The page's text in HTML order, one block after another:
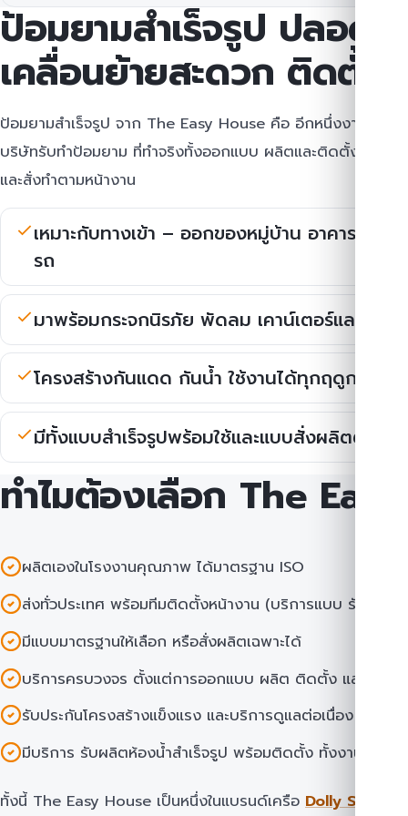
ป้อมยามสำเร็จรูป ปลอดภัย
เคลื่อนย้ายสะดวก ติดตั้งไว
ป้อมยามสำเร็จรูป จาก The Easy House คือ อีกหนึ่งงานที่เราเชี่
บริษัทรับทำป้อมยาม ที่ทำจริงทั้งออกแบบ ผลิตและติดตั้ง โดยมีทั้
และสั่งทำตามหน้างาน
เหมาะกับทางเข้า – ออกของหมู่บ้าน อาคารสำนัก
รถ
มาพร้อมกระจกนิรภัย พัดลม เคาน์เตอร์และระบบไ
โครงสร้างกันแดด กันน้ำ ใช้งานได้ทุกฤดูกาล
มีทั้งแบบสำเร็จรูปพร้อมใช้และแบบสั่งผลิตตามขน
ทำไมต้องเลือก The Easy
ผลิตเองในโรงงานคุณภาพ ได้มาตรฐาน ISO
ส่งทั่วประเทศ พร้อมทีมติดตั้งหน้างาน (บริการแบบ รับทำป้อ
มีแบบมาตรฐานให้เลือก หรือสั่งผลิตเฉพาะได้
บริการครบวงจร ตั้งแต่การออกแบบ ผลิต ติดตั้ง และดูแลหลั
รับประกันโครงสร้างแข็งแรง และบริการดูแลต่อเนื่อง
มีบริการ รับผลิตห้องน้ำสำเร็จรูป พร้อมติดตั้ง ทั้งงานโครงกา
ทั้งนี้ The Easy House เป็นหนึ่งในแบรนด์เครือ Dolly Solutions